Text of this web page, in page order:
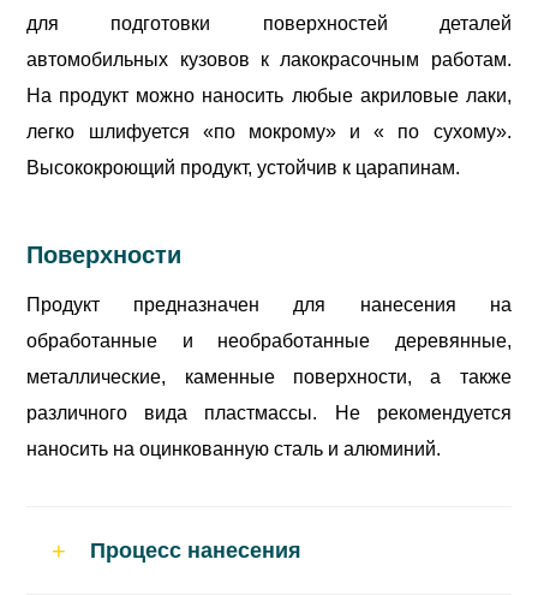
для подготовки поверхностей деталей
автомобильных кузовов к лакокрасочным работам.
На продукт можно наносить любые акриловые лаки,
легко шлифуется «по мокрому» и « по сухому».
Высококроющий продукт, устойчив к царапинам.
Поверхности
Продукт предназначен для нанесения на
обработанные и необработанные деревянные,
металлические, каменные поверхности, а также
различного вида пластмассы. Не рекомендуется
наносить на оцинкованную сталь и алюминий.
Процесс нанесения